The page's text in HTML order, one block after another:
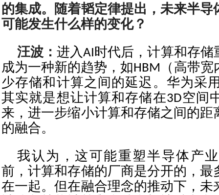
的集成。随着韬定律提出，未来半导
可能发生什么样的变化？
汪波：进入AI时代后，计算和存储
成为一种新的趋势，如HBM（高带
少存储和计算之间的延迟。华为采
其实就是想让计算和存储在3D空间
来，进一步缩小计算和存储之间的距
的融合。
我认为，这可能重塑半导体产
前，计算和存储的厂商是分开的，最
在一起。但在融合理念的推动下，未